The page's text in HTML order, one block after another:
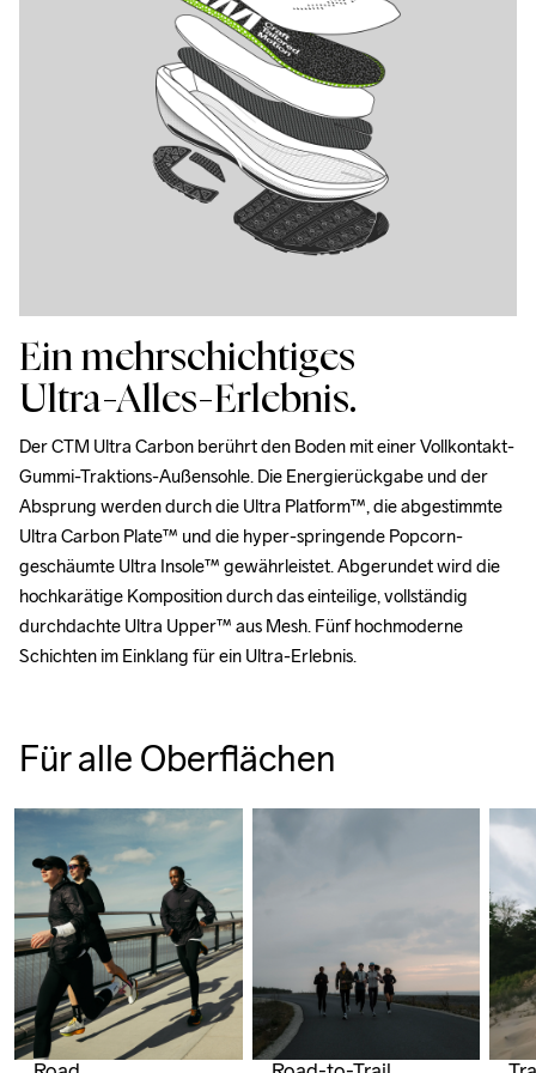
Ein mehrschichtiges
Ultra-Alles-Erlebnis.
Der CTM Ultra Carbon berührt den Boden mit einer Vollkontakt-
Gummi-Traktions-Außensohle. Die Energierückgabe und der
Absprung werden durch die Ultra Platform™, die abgestimmte
Ultra Carbon Plate™ und die hyper-springende Popcorn-
geschäumte Ultra Insole™ gewährleistet. Abgerundet wird die
hochkarätige Komposition durch das einteilige, vollständig
durchdachte Ultra Upper™ aus Mesh. Fünf hochmoderne
Schichten im Einklang für ein Ultra-Erlebnis.
Für alle Oberflächen